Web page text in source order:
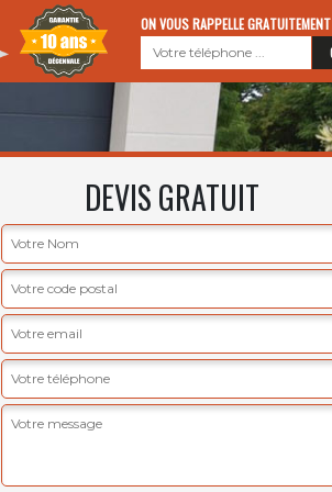
ON VOUS RAPPELLE GRATUITEMENT
DEVIS GRATUIT